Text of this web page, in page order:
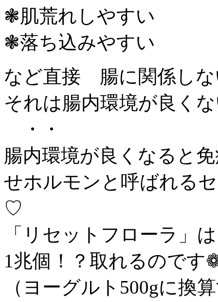
❃︎肌荒れしやすい
❃︎落ち込みやすい
など直接 腸に関係し
それは腸内環境が良く
・・
腸内環境が良くなると
せホルモンと呼ばれる
♡
「リセットフローラ
1兆個！？️取れるのです
（ヨーグルト500gに換